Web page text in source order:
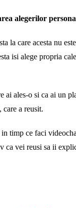
alegerilor
la care acesta nu
isi alege propria
ai ales-o si ca ai un
a reusit.
timp ce faci
ca vei reusi sa ii